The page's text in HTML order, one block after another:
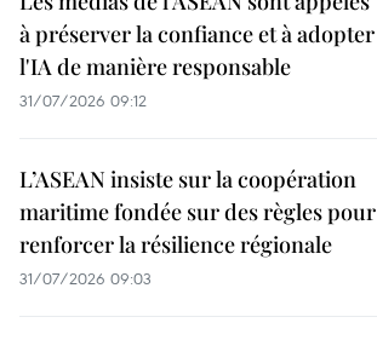
à préserver la confiance et à adopter
l'IA de manière responsable
31/07/2026 09:12
L’ASEAN insiste sur la coopération
maritime fondée sur des règles pour
renforcer la résilience régionale
31/07/2026 09:03